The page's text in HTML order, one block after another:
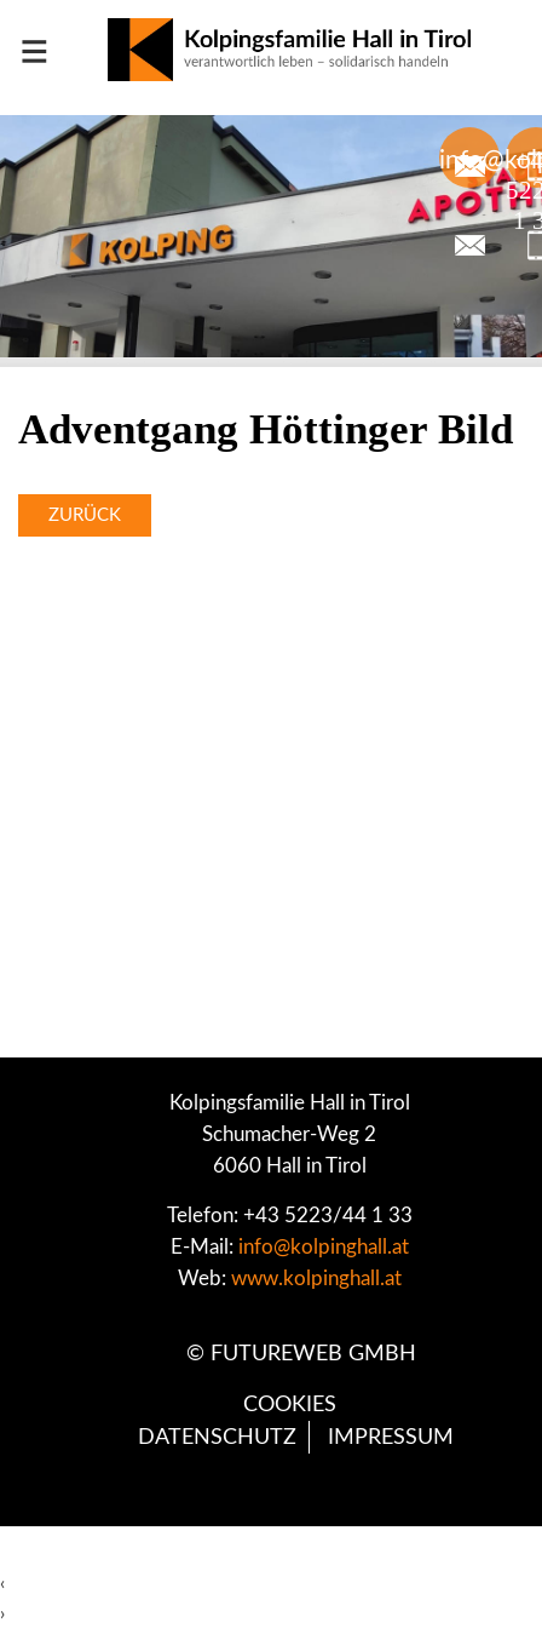
≡
1
Adventgang Höttinger Bild
ZURÜCK
Kolpingsfamilie Hall in Tirol
Schumacher-Weg 2
6060 Hall in Tirol
Telefon: +43 5223/44 1 33
E-Mail: info@kolpinghall.at
Web: www.kolpinghall.at
© FUTUREWEB GMBH
COOKIES
DATENSCHUTZ
IMPRESSUM
‹
›